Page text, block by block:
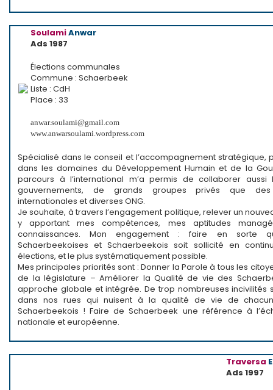
SoulamiAnwar
Ads 1987
Élections communales
Commune : Schaerbeek
Liste : CdH
Place : 33
anwar.soulami@gmail.com
www.anwarsoulami.wordpress.com
Spécialisé dans le conseil et l’accompagnement stratégique,
dans les domaines du Développement Humain et de la
parcours à l’international m’a permis de collaborer
gouvernements, de grands groupes privés que des
internationales et diverses ONG.
Je souhaite, à travers l’engagement politique, relever un
y apportant mes compétences, mes aptitudes
connaissances. Mon engagement : faire en sorte
Schaerbeekoises et Schaerbeekois soit sollicité en
élections, et le plus systématiquement possible.
Mes principales priorités sont : Donner la Parole à tous les
de la législature – Améliorer la Qualité de vie des
approche globale et intégrée. De trop nombreuses incivilités
dans nos rues qui nuisent à la qualité de vie de
Schaerbeekois ! Faire de Schaerbeek une référence à
nationale et européenne.
Traversa
Ads 1997